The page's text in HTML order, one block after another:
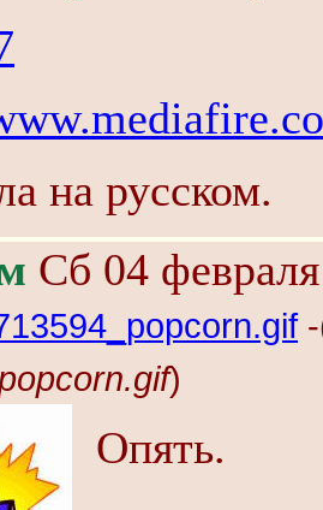
на русском.
Сб 04
)
Опять.